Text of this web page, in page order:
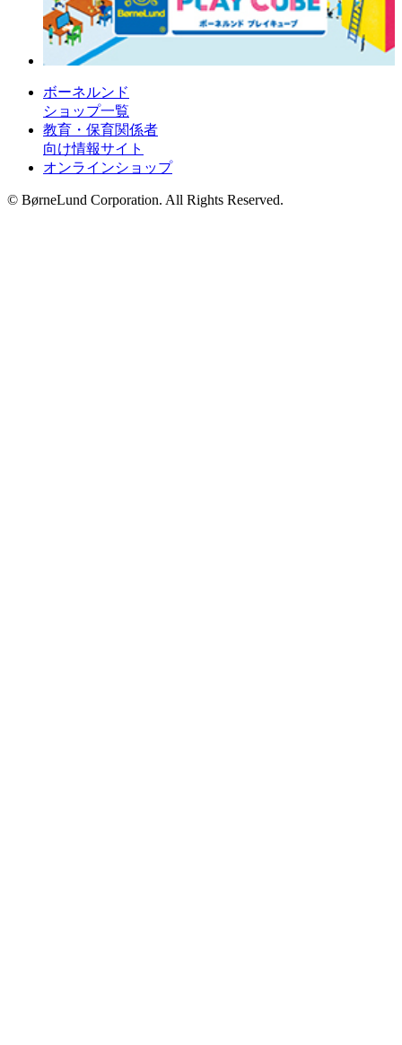
ボーネルンド
ショップ一覧
教育・保育関係者
向け情報サイト
オンラインショップ
© BørneLund Corporation. All Rights Reserved.